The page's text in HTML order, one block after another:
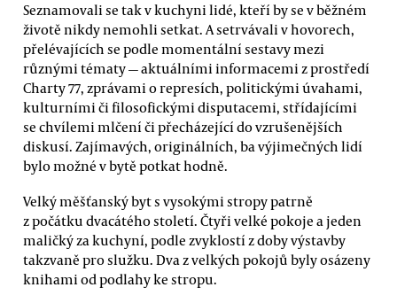
Seznamovali se tak v kuchyni lidé, kteří by se v běžném
životě nikdy nemohli setkat. A setrvávali v hovorech,
přelévajících se podle momentální sestavy mezi
různými tématy — aktuálními informacemi z prostředí
Charty 77, zprávami o represích, politickými úvahami,
kulturními či filosofickými disputacemi, střídajícími
se chvílemi mlčení či přecházející do vzrušenějších
diskusí. Zajímavých, originálních, ba výjimečných lidí
bylo možné v bytě potkat hodně.
Velký měšťanský byt s vysokými stropy patrně
z počátku dvacátého století. Čtyři velké pokoje a jeden
maličký za kuchyní, podle zvyklostí z doby výstavby
takzvaně pro služku. Dva z velkých pokojů byly osázeny
knihami od podlahy ke stropu.